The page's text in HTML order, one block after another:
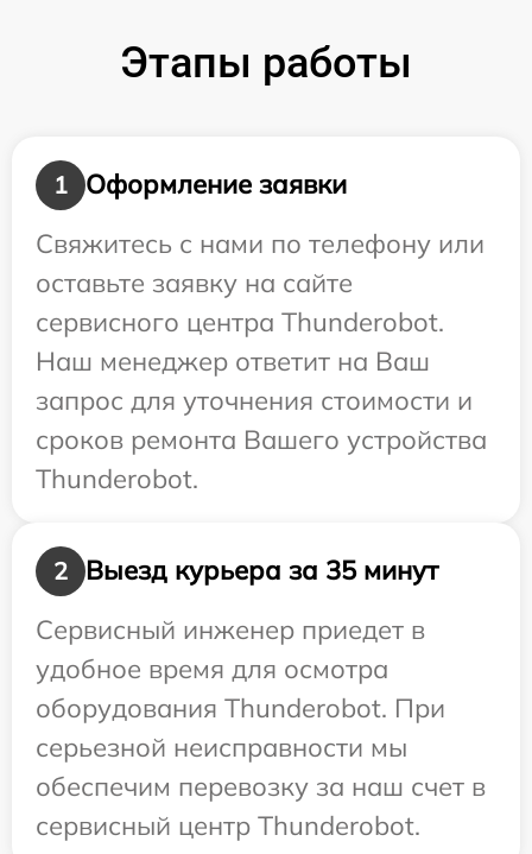
Этапы работы
1
Оформление заявки
Свяжитесь с нами по телефону или
оставьте заявку на сайте
сервисного центра Thunderobot.
Наш менеджер ответит на Ваш
запрос для уточнения стоимости и
сроков ремонта Вашего устройства
Thunderobot.
2
Выезд курьера за 35 минут
Сервисный инженер приедет в
удобное время для осмотра
оборудования Thunderobot. При
серьезной неисправности мы
обеспечим перевозку за наш счет в
сервисный центр Thunderobot.